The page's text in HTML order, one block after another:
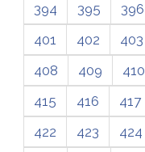
394
395 396
401
402 403
408
409 410
415
416 417
422
423 424